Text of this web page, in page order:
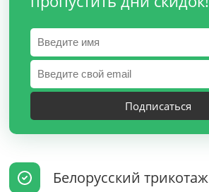
Подписаться
Белорусский трикотаж